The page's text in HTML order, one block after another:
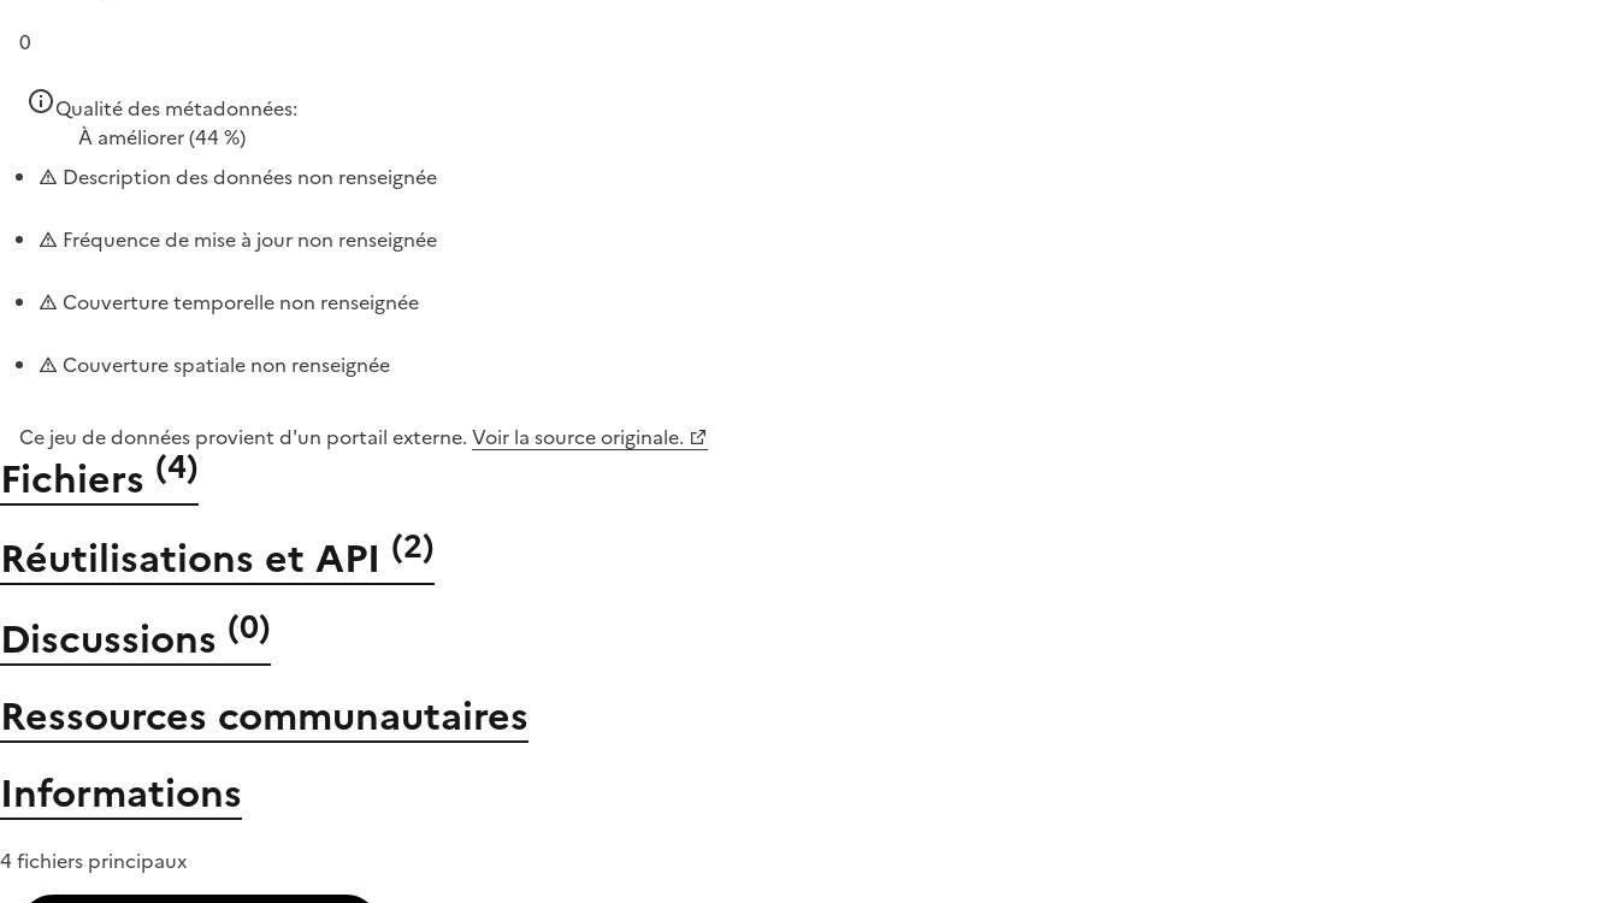
0
Qualité des métadonnées:
À améliorer(44 %)
Description des données non renseignée
Fréquence de mise à jour non renseignée
Couverture temporelle non renseignée
Couverture spatiale non renseignée
Ce jeu de données provient d'un portail externe. Voir la source originale.
Fichiers (4)
Réutilisations et API (2)
Discussions (0)
Ressources communautaires
Informations
4 fichiers principaux